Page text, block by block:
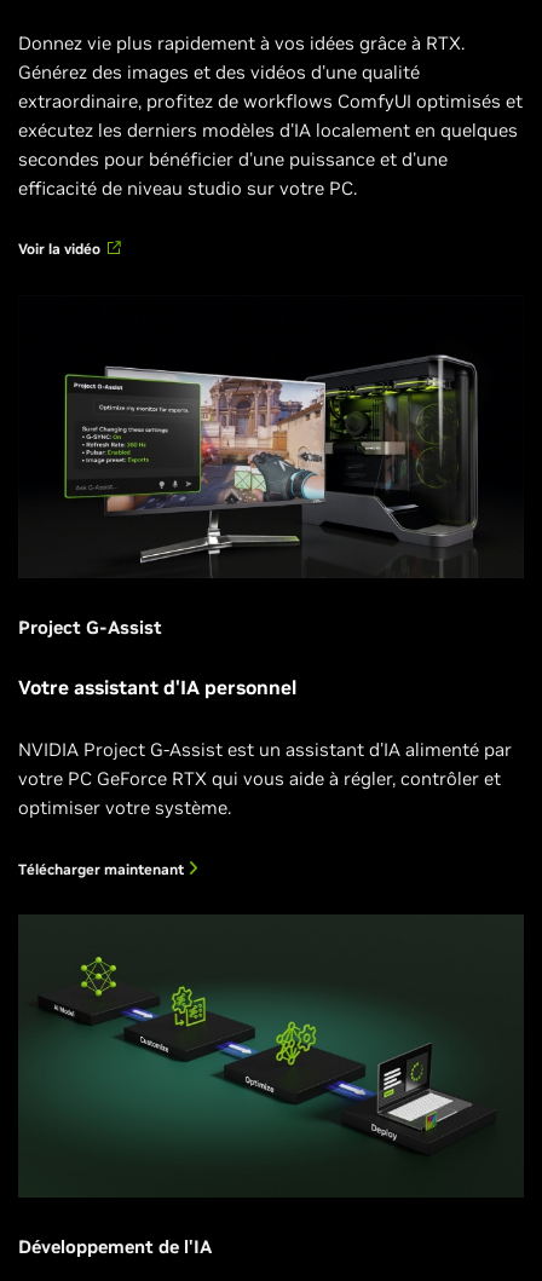
Donnez vie plus rapidement à vos idées grâce à RTX.
Générez des images et des vidéos d'une qualité
extraordinaire, profitez de workflows ComfyUI optimisés et
exécutez les derniers modèles d'IA localement en quelques
secondes pour bénéficier d'une puissance et d'une
efficacité de niveau studio sur votre PC.
Voir la vidéo
Project G-Assist
Votre assistant d'IA personnel
NVIDIA Project G-Assist est un assistant d'IA alimenté par
votre PC GeForce RTX qui vous aide à régler, contrôler et
optimiser votre système.
Télécharger maintenant
Développement de l'IA